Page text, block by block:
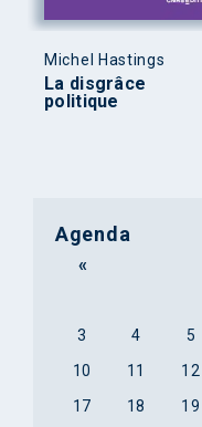
Michel Hastings
La disgrâce
politique
Agenda
«
3
4 5
10
11 12
17
18 19